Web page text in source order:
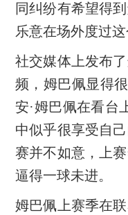
同纠纷有希望得
乐意在场外度过
社交媒体上发布
频，姆巴佩显得
安·姆巴佩在看台
中似乎很享受自
赛并不如意，上
逼得一球未进。
姆巴佩上赛季在